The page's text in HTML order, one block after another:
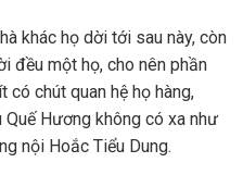
khác họ dời tới sau này, còn
đều một họ, cho nên phần
có chút quan hệ họ hàng,
Hương không có xa như
nội Hoắc Tiểu Dung.